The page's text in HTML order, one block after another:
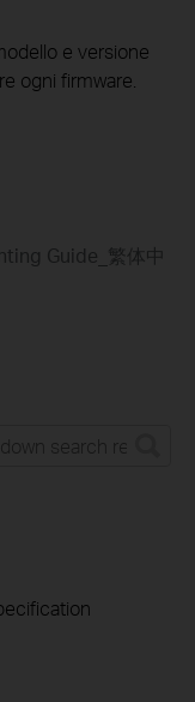
e versione
ogni firmware.
Guide_繁体中